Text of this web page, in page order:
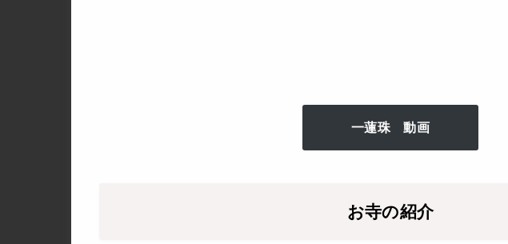
一蓮珠 動画
お寺の紹介